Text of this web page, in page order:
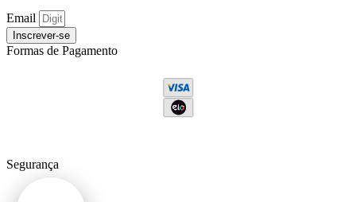
Email
Inscrever-se
Formas de Pagamento
Segurança